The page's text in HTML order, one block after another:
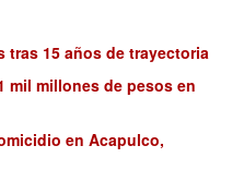
tras 15 años de trayectoria
mil millones de pesos en
en Acapulco,